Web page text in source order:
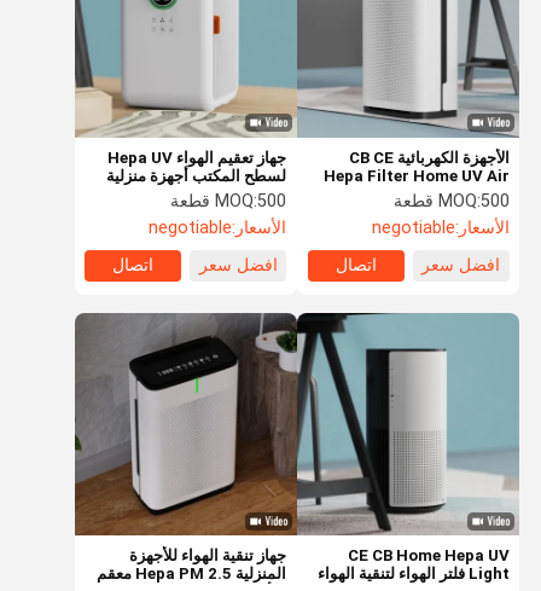
المنزل المنتجات فيديوهات حولنا
الأجهزة الكهربائية CB CE
Hepa Filter Home UV Air
Purifier Y24A
MOQ:500 قطعة
الأسعار:negotiable
افضل سعر
اتصال
جهاز تعقيم الهواء Hepa UV
لسطح المكتب أجهزة منزلية
لتنقية الهواء المحمولة
MOQ:500 قطعة
الأسعار:negotiable
افضل سعر
اتصال
CE CB Home Hepa UV
Light فلتر الهواء لتنقية الهواء
جهاز تنقية الهواء للأجهزة
المنزلية Hepa PM 2.5 معقم